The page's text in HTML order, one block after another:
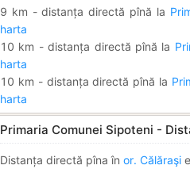
9 km - distanța directă pînă la
harta
10 km - distanța directă pînă la
harta
10 km - distanța directă pînă la
harta
Primaria Comunei Sipoteni -
Distanța directă pîna în or. Călăraşi